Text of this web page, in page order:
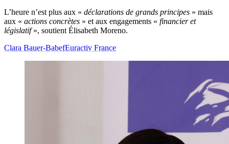
L’heure n’est plus aux « déclarations de grands principes » mais
aux « actions concrètes » et aux engagements « financier et
législatif», soutient Élisabeth Moreno.
Clara Bauer-BabefEuractiv France